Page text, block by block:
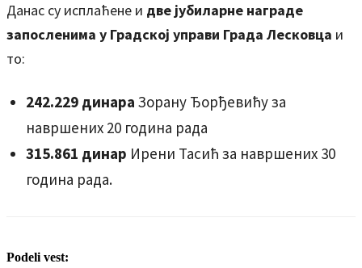
Данас су исплаћене и две јубиларне награде
запосленима у Градској управи Града Лесковца и
то:
242.229 динара Зорану Ђорђевићу за
навршених 20 година рада
315.861 динар Ирени Тасић за навршених 30
година рада.
Podeli vest: